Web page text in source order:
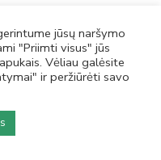
kanalas (vidinis kanalas)
Tel.
mokykla
jūsų naršymo
"Priimti visus" jūs
Vėliau galėsite
ir peržiūrėti savo